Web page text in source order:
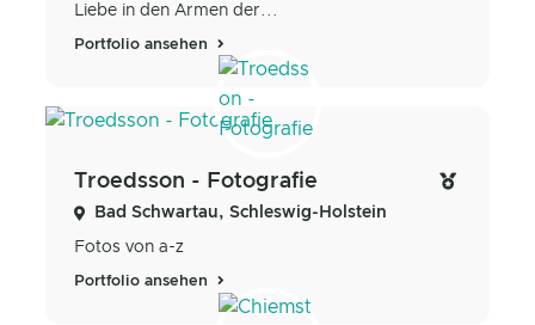
Liebe in den Armen der...
Portfolio ansehen
Troedsson - Fotografie
Bad Schwartau, Schleswig-Holstein
Fotos von a-z
Portfolio ansehen